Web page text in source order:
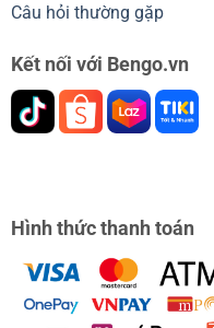
Câu hỏi thường gặp
Kết nối với Bengo.vn
Hình thức thanh toán